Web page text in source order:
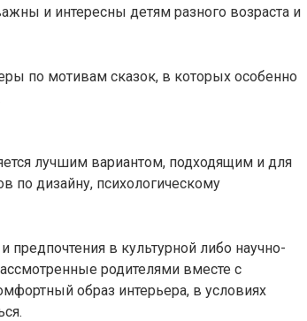
и интересны детям разного возраста и
по мотивам сказок, в которых особенно
лучшим вариантом, подходящим и для
по дизайну, психологическому
в культурной либо научно-
родителями вместе с
образ интерьера, в условиях